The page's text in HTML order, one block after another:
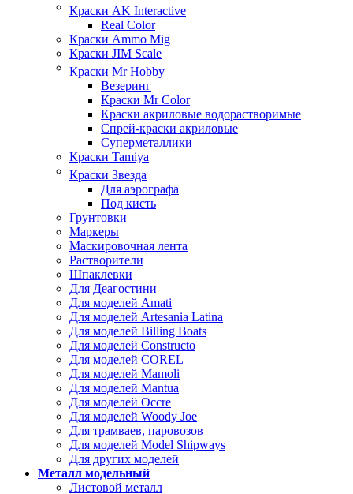
Краски AK Interactive
Real Color
Краски Ammo Mig
Краски JIM Scale
Краски Mr Hobby
Везеринг
Краски Mr Color
Краски акриловые водорастворимые
Спрей-краски акриловые
Суперметаллики
Краски Tamiya
Краски Звезда
Для аэрографа
Под кисть
Грунтовки
Маркеры
Маскировочная лента
Растворители
Шпаклевки
Для Деагостини
Для моделей Amati
Для моделей Artesania Latina
Для моделей Billing Boats
Для моделей Constructo
Для моделей COREL
Для моделей Mamoli
Для моделей Mantua
Для моделей Occre
Для моделей Woody Joe
Для трамваев, паровозов
Для моделей Model Shipways
Для других моделей
Металл модельный
Листовой металл